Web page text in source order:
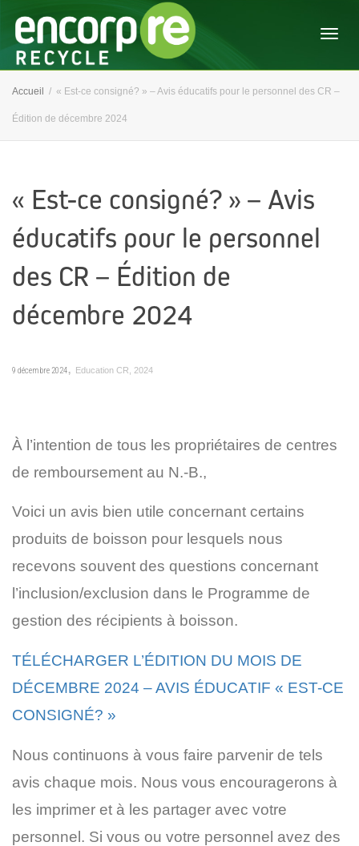
Accueil « Est-ce consigné? » – Avis éducatifs pour le personnel des CR –
Édition de décembre 2024
« Est-ce consigné? » – Avis
éducatifs pour le personnel
des CR – Édition de
décembre 2024
9 décembre 2024, Education CR 2024
À l’intention de tous les propriétaires de centres
de remboursement au N.-B.,
Voici un avis bien utile concernant certains
produits de boisson pour lesquels nous
recevons souvent des questions concernant
l’inclusion/exclusion dans le Programme de
gestion des récipients à boisson.
TÉLÉCHARGER L’ÉDITION DU MOIS DE
DÉCEMBRE 2024 – AVIS ÉDUCATIF « EST-CE
CONSIGNÉ? »
Nous continuons à vous faire parvenir de tels
avis chaque mois. Nous vous encouragerons à
les imprimer et à les partager avec votre
personnel. Si vous ou votre personnel avez des